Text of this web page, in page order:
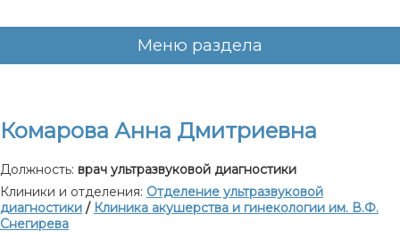
Комарова Анна Дмитриевна
Должность: врач ультразвуковой диагностики
Клиники и отделения: Отделение ультразвуковой
диагностики / Клиника акушерства и гинекологии им. В.Ф.
Снегирева
Меню раздела